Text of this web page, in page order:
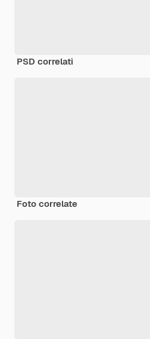
PSD correlati
Foto correlate